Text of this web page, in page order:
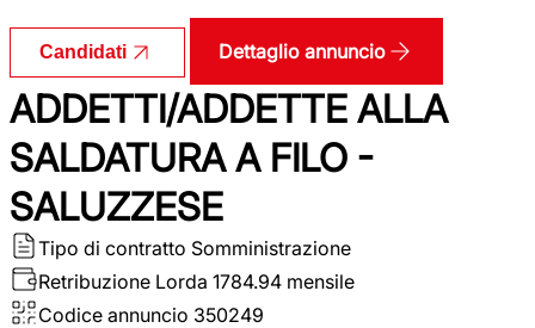
Candidati Dettaglio annuncio
ADDETTI/ADDETTE ALLA
SALDATURA A FILO -
SALUZZESE
Tipo di contratto Somministrazione
Retribuzione Lorda 1784.94 mensile
Codice annuncio 350249